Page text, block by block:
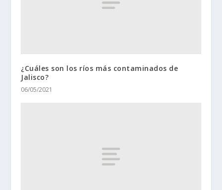
¿Cuáles son los ríos más contaminados de
Jalisco?
06/05/2021